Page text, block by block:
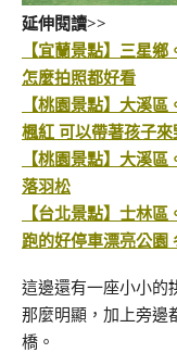
延伸閱讀>>
【宜蘭景點】三星
怎麼拍照都好看
【桃園景點】大溪
楓紅 可以帶著孩子
【桃園景點】大溪
落羽松
【台北景點】士林
跑的好停車漂亮公園
這邊還有一座小小的
那麼明顯，加上旁邊
橋。